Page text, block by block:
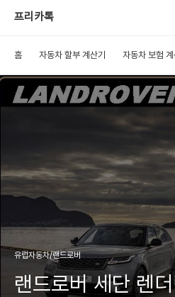
프리카톡
홈 자동차 할부 계산기 자동차 보험 계
유럽자동차/랜드로버
랜드로버 세단 렌